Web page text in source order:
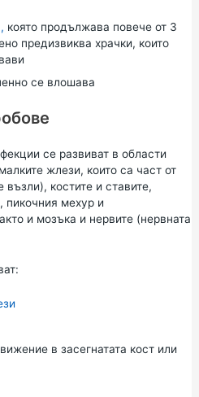
която продължава повече от 3
предизвиква храчки, които
се влошава
се развиват в области
жлези, които са част от
костите и ставите,
пикочния мехур и
и мозъка и нервите (нервната
в засегнатата кост или